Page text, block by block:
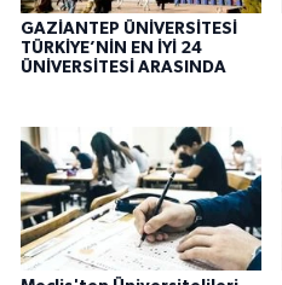
GAZİANTEP ÜNİVERSİTESİ
TÜRKİYE’NİN EN İYİ 24
ÜNİVERSİTESİ ARASINDA